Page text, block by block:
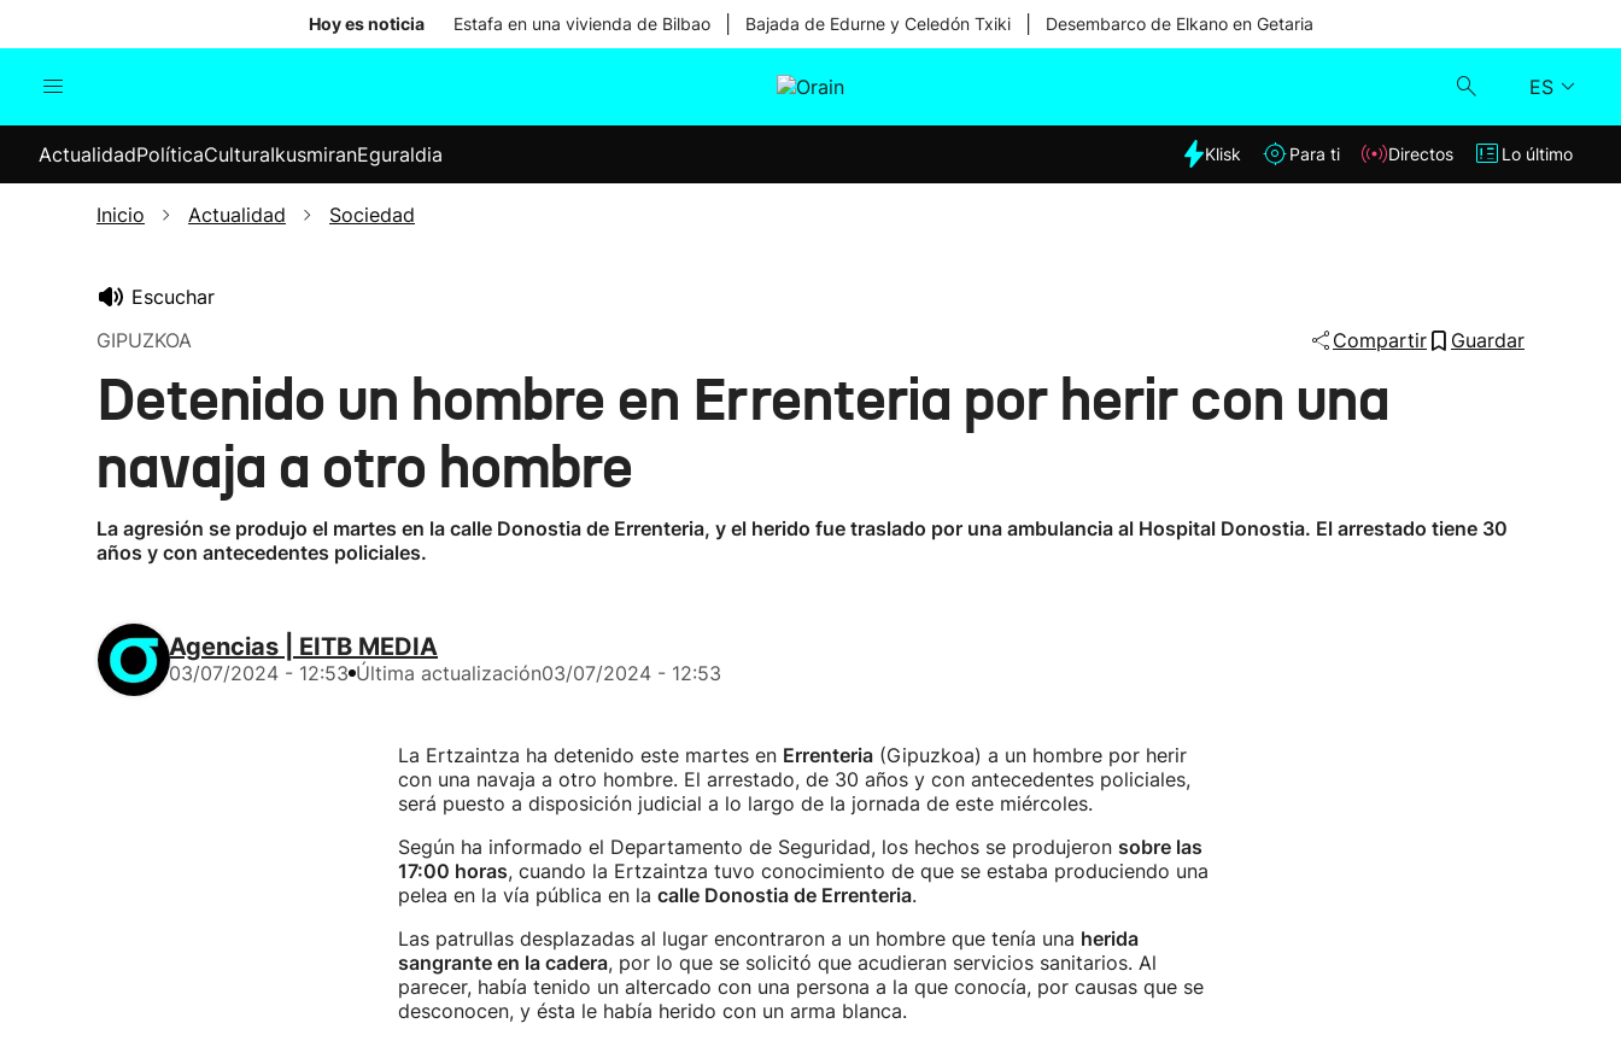
Hoy es noticia Estafa en una vivienda de Bilbao Bajada de Edurne y Celedón Txiki Desembarco de Elkano en Getaria
ES
Internacional
Elecciones
Klisk
ActualidadPolíticaCulturaIkusmiranEguraldia Klisk Para ti Directos Lo último
Inicio Actualidad Sociedad
Escuchar
GIPUZKOA
Compartir Guardar
Detenido un hombre en Errenteria por herir con una
navaja a otro hombre
La agresión se produjo el martes en la calle Donostia de Errenteria, y el herido fue traslado por una ambulancia al Hospital Donostia. El arrestado tiene 30
años y con antecedentes policiales.
Agencias | EITB MEDIA
03/07/2024 - 12:53 Última actualización03/07/2024 - 12:53
La Ertzaintza ha detenido este martes en Errenteria(Gipuzkoa) a un hombre por herir
con una navaja a otro hombre. El arrestado, de 30 años y con antecedentes policiales,
será puesto a disposición judicial a lo largo de la jornada de este miércoles.
Según ha informado el Departamento de Seguridad, los hechos se produjeron sobre las
17:00 horas, cuando la Ertzaintza tuvo conocimiento de que se estaba produciendo una
pelea en la vía pública en la calle Donostia de Errenteria.
Las patrullas desplazadas al lugar encontraron a un hombre que tenía una herida
sangrante en la cadera, por lo que se solicitó que acudieran servicios sanitarios. Al
parecer, había tenido un altercado con una persona a la que conocía, por causas que se
desconocen, y ésta le había herido con un arma blanca.